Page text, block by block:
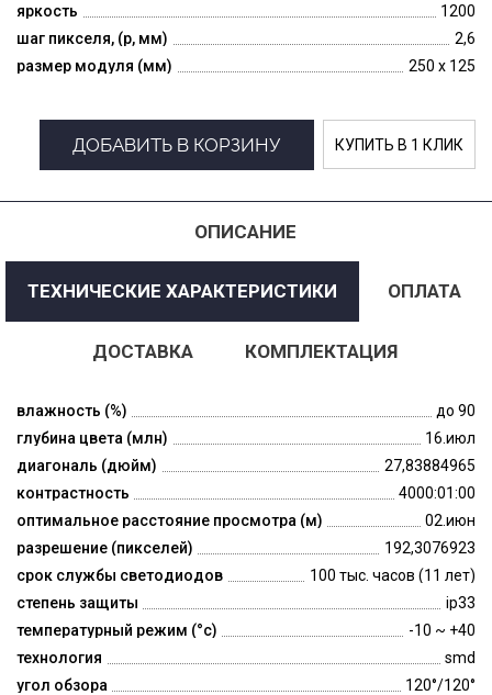
яркость
1200
шаг пикселя, (p, мм)
2,6
размер модуля (мм)
250 x 125
ДОБАВИТЬ В КОРЗИНУ КУПИТЬ В 1 КЛИК
ОПИСАНИЕ
ТЕХНИЧЕСКИЕ ХАРАКТЕРИСТИКИ ОПЛАТА
ДОСТАВКА КОМПЛЕКТАЦИЯ
влажность (%)
до 90
глубина цвета (млн)
16.июл
диагональ (дюйм)
27,83884965
контрастность
4000:01:00
оптимальное расстояние просмотра (м)
02.июн
разрешение (пикселей)
192,3076923
срок службы светодиодов
100 тыс. часов (11 лет)
степень защиты
ip33
температурный режим (°c)
-10 ~ +40
технология
smd
угол обзора
120°/120°